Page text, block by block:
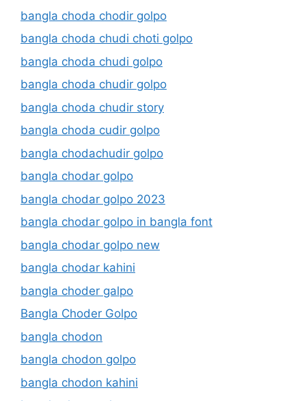
bangla choda chodir golpo
bangla choda chudi choti golpo
bangla choda chudi golpo
bangla choda chudir golpo
bangla choda chudir story
bangla choda cudir golpo
bangla chodachudir golpo
bangla chodar golpo
bangla chodar golpo 2023
bangla chodar golpo in bangla font
bangla chodar golpo new
bangla chodar kahini
bangla choder galpo
Bangla Choder Golpo
bangla chodon
bangla chodon golpo
bangla chodon kahini